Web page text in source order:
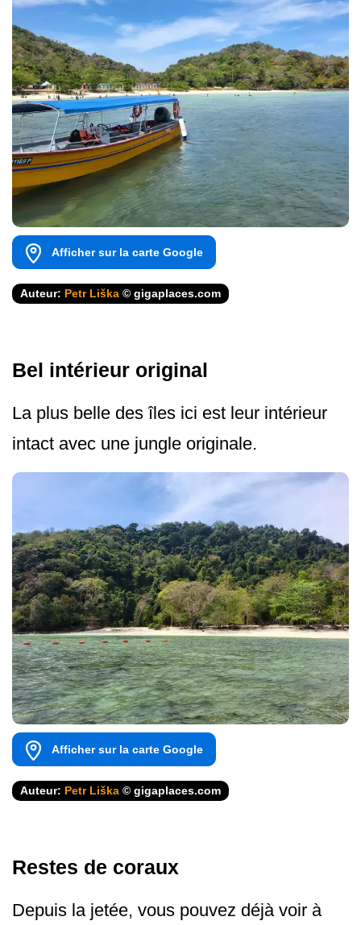
Afficher sur la carte Google
Auteur: Petr Liška © gigaplaces.com
Bel intérieur original
La plus belle des îles ici est leur intérieur
intact avec une jungle originale.
Afficher sur la carte Google
Auteur: Petr Liška © gigaplaces.com
Restes de coraux
Depuis la jetée, vous pouvez déjà voir à